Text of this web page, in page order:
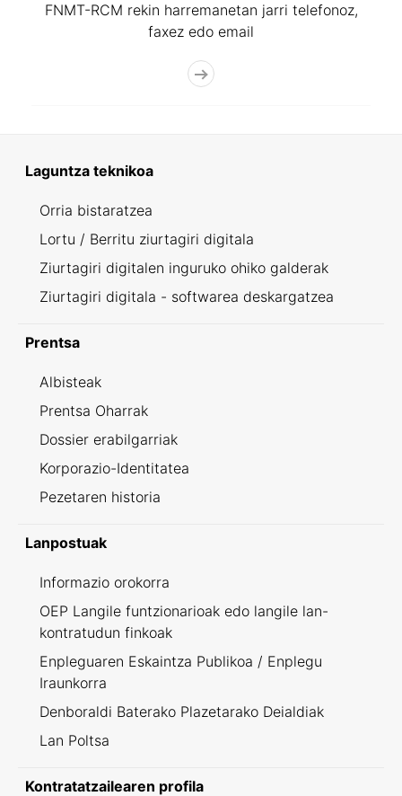
FNMT-RCM rekin harremanetan jarri telefonoz,
faxez edo email
Laguntza teknikoa
Orria bistaratzea
Lortu / Berritu ziurtagiri digitala
Ziurtagiri digitalen inguruko ohiko galderak
Ziurtagiri digitala - softwarea deskargatzea
Prentsa
Albisteak
Prentsa Oharrak
Dossier erabilgarriak
Korporazio-Identitatea
Pezetaren historia
Lanpostuak
Informazio orokorra
OEP Langile funtzionarioak edo langile lan-
kontratudun finkoak
Enpleguaren Eskaintza Publikoa / Enplegu
Iraunkorra
Denboraldi Baterako Plazetarako Deialdiak
Lan Poltsa
Kontratatzailearen profila